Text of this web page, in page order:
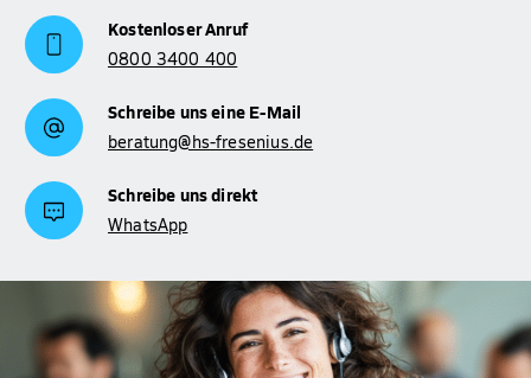
Kostenloser Anruf
0800 3400 400
Schreibe uns eine E-Mail
beratung@hs-fresenius.de
Schreibe uns direkt
WhatsApp